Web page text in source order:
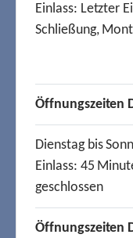
Einlass: Letzter
Schließung,
Öffnungszeiten
Dienstag bis
Einlass: 45
geschlossen
Öffnungszeiten